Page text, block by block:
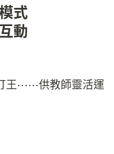
式
動
王⋯⋯供教師靈活運